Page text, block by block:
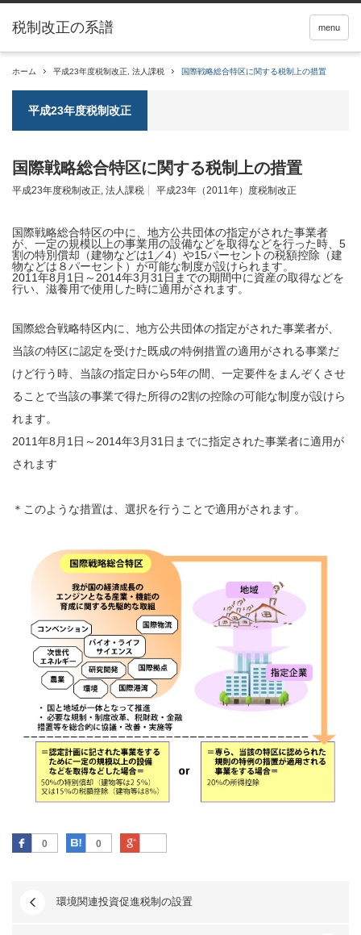
税制改正の系譜 menu
ホーム 平成23年度税制改正 法人課税 国際戦略総合特区に関する税制上の措置
平成23年度税制改正
国際戦略総合特区に関する税制上の措置
平成23年度税制改正, 法人課税 平成23年（2011年）度税制改正
国際戦略総合特区の中に、地方公共団体の指定がされた事業者
が、一定の規模以上の事業用の設備などを取得などを行った時、5
割の特別償却 （建物などは1／4）や15パーセントの税額控除（建
物などは８パーセント）が可能な制度が設けられます。
2011年8月1日～2014年3月31日までの期間中に資産の取得などを
行い、滋養用で使用した時に適用がされます。
国際総合戦略特区内に、地方公共団体の指定がされた事業者が、
当該の特区に認定を受けた既成の特例措置の適用がされる事業だ
けど行う時、当該の指定日から5年の間、一定要件をまんぞくさせ
ることで当該の事業で得た所得の2割の控除の可能な制度が設けら
れます。
2011年8月1日～2014年3月31日までに指定された事業者に適用が
されます
＊このような措置は、選択を行うことで適用がされます。
0
Facebook 0
はてなブックマーク
環境関連投資促進税制の設置